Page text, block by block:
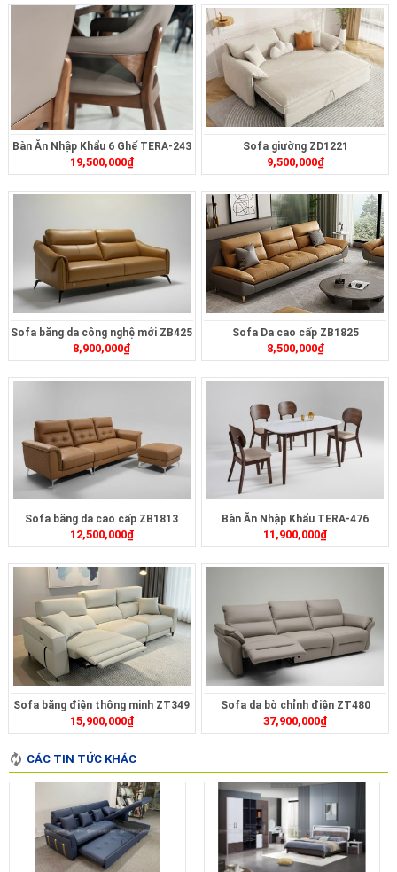
Bàn Ăn Nhập Khẩu 6 Ghế TERA-243
19,500,000₫
Sofa giường ZD1221
9,500,000₫
Sofa băng da công nghệ mới ZB425
8,900,000₫
Sofa Da cao cấp ZB1825
8,500,000₫
Sofa băng da cao cấp ZB1813
12,500,000₫
Bàn Ăn Nhập Khẩu TERA-476
11,900,000₫
Sofa băng điện thông minh ZT349
15,900,000₫
Sofa da bò chỉnh điện ZT480
37,900,000₫
CÁC TIN TỨC KHÁC